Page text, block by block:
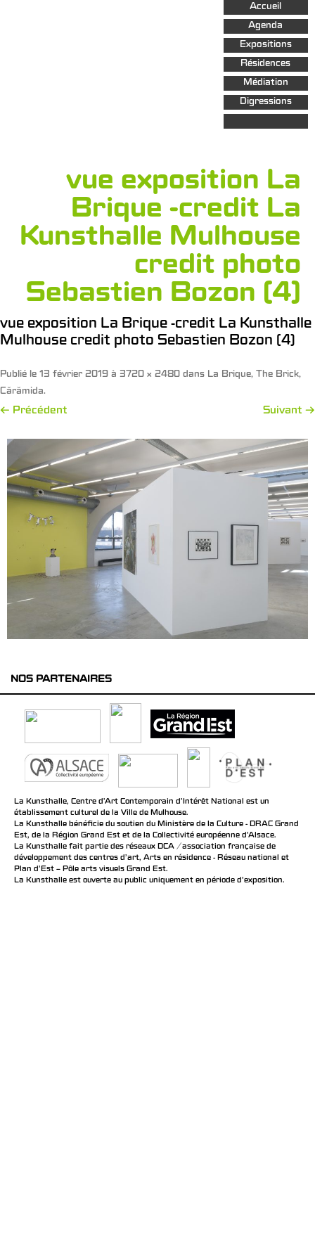
Aller au
contenu
principal
Accueil
Agenda
Expositions
Résidences
Médiation
Digressions
vue exposition La
Brique -credit La
Kunsthalle Mulhouse
credit photo
Sebastien Bozon (4)
vue exposition La Brique -credit La Kunsthalle
Mulhouse credit photo Sebastien Bozon (4)
Publié le 13 février 2019 à 3720 × 2480 dans La Brique, The Brick,
Cărămida.
← Précédent Suivant →
NOS PARTENAIRES
La Kunsthalle, Centre d’Art Contemporain d’Intérêt National est un
établissement culturel de la Ville de Mulhouse.
La Kunsthalle bénéficie du soutien du Ministère de la Culture - DRAC Grand
Est, de la Région Grand Est et de la Collectivité européenne d’Alsace.
La Kunsthalle fait partie des réseaux DCA / association française de
développement des centres d'art, Arts en résidence - Réseau national et
Plan d’Est – Pôle arts visuels Grand Est.
La Kunsthalle est ouverte au public uniquement en période d'exposition.